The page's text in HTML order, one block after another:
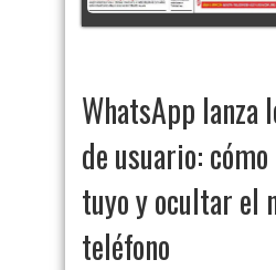
WhatsApp lanza
de usuario:
tuyo y ocultar el
teléfono